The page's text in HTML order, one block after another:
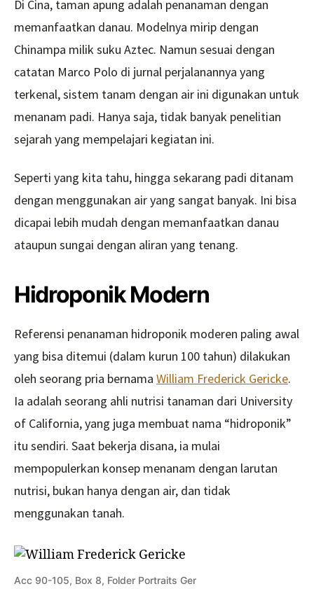
Di Cina, taman apung adalah penanaman dengan
memanfaatkan danau. Modelnya mirip dengan
Chinampa milik suku Aztec. Namun sesuai dengan
catatan Marco Polo di jurnal perjalanannya yang
terkenal, sistem tanam dengan air ini digunakan untuk
menanam padi. Hanya saja, tidak banyak penelitian
sejarah yang mempelajari kegiatan ini.
Seperti yang kita tahu, hingga sekarang padi ditanam
dengan menggunakan air yang sangat banyak. Ini bisa
dicapai lebih mudah dengan memanfaatkan danau
ataupun sungai dengan aliran yang tenang.
Hidroponik Modern
Referensi penanaman hidroponik moderen paling awal
yang bisa ditemui (dalam kurun 100 tahun) dilakukan
oleh seorang pria bernama William Frederick Gericke.
Ia adalah seorang ahli nutrisi tanaman dari University
of California, yang juga membuat nama “hidroponik”
itu sendiri. Saat bekerja disana, ia mulai
mempopulerkan konsep menanam dengan larutan
nutrisi, bukan hanya dengan air, dan tidak
menggunakan tanah.
Acc 90-105, Box 8, Folder Portraits Ger